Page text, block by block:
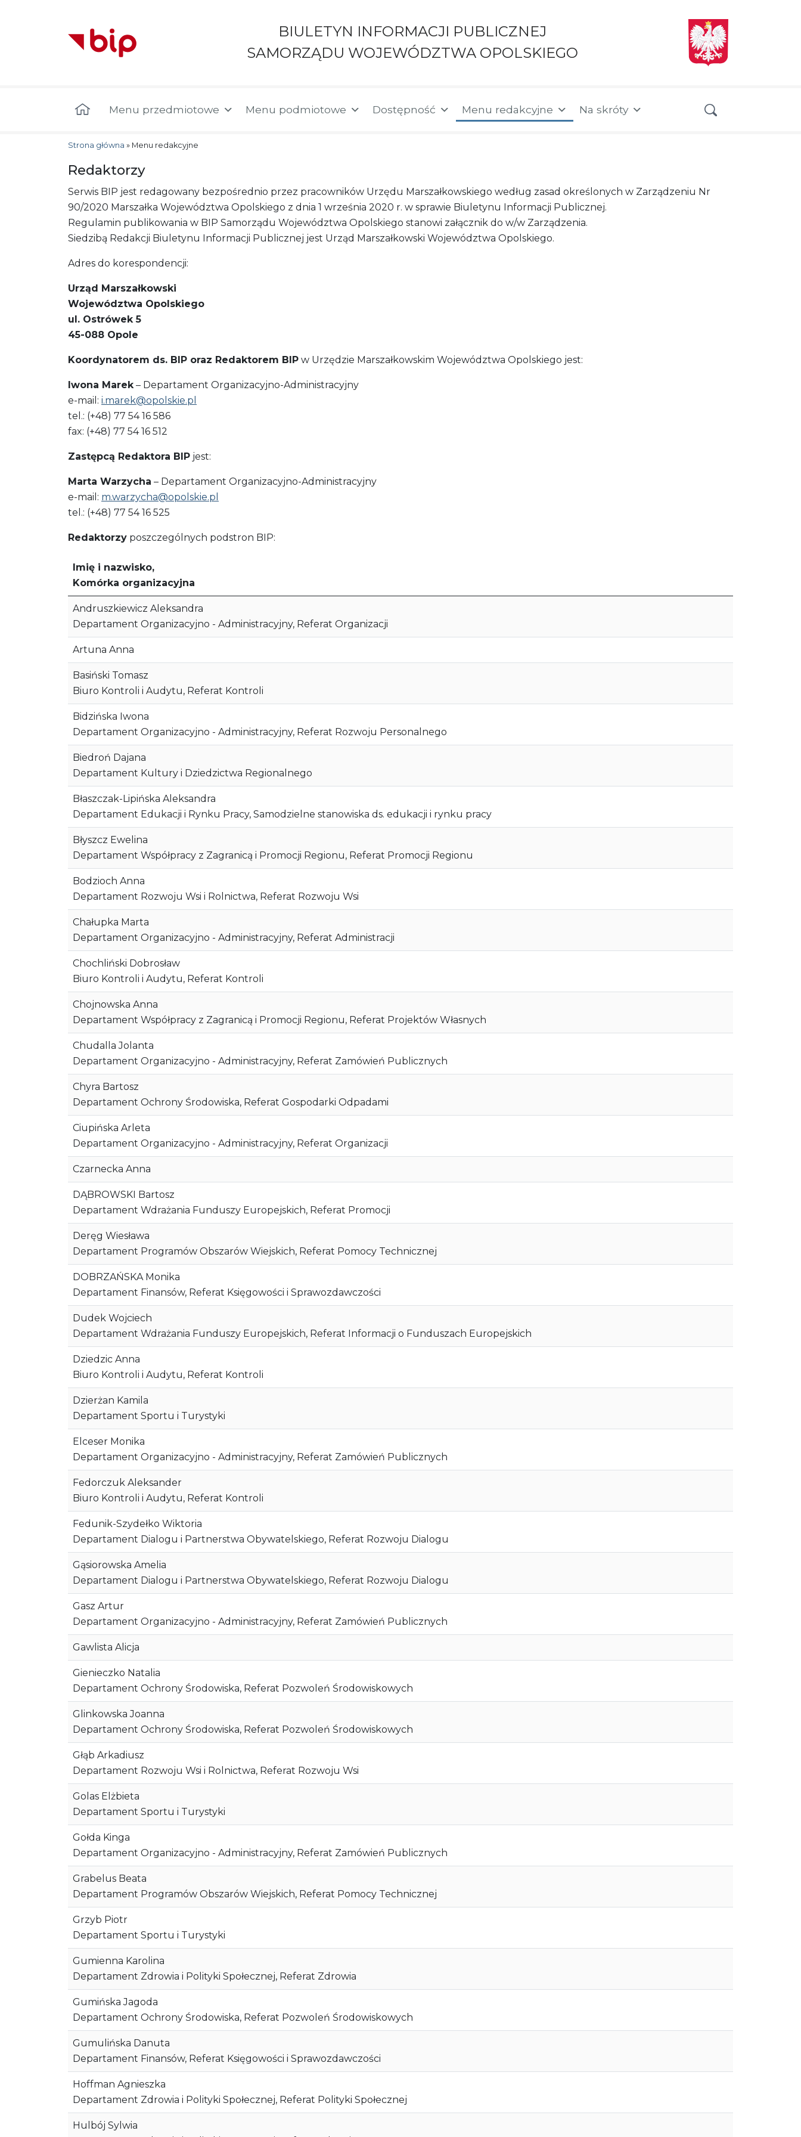
BIULETYN INFORMACJI PUBLICZNEJ
SAMORZĄDU WOJEWÓDZTWA OPOLSKIEGO
Menu przedmiotowe Menu podmiotowe Dostępność Menu redakcyjne Na skróty
Strona główna » Menu redakcyjne
Redaktorzy
Serwis BIP jest redagowany bezpośrednio przez pracowników Urzędu Marszałkowskiego według zasad określonych w Zarządzeniu Nr
90/2020 Marszałka Województwa Opolskiego z dnia 1 września 2020 r. w sprawie Biuletynu Informacji Publicznej.
Regulamin publikowania w BIP Samorządu Województwa Opolskiego stanowi załącznik do w/w Zarządzenia.
Siedzibą Redakcji Biuletynu Informacji Publicznej jest Urząd Marszałkowski Województwa Opolskiego.
Adres do korespondencji:
Urząd Marszałkowski
Województwa Opolskiego
ul. Ostrówek 5
45-088 Opole
Koordynatorem ds. BIP oraz Redaktorem BIP w Urzędzie Marszałkowskim Województwa Opolskiego jest:
Iwona Marek– Departament Organizacyjno-Administracyjny
e-mail: i.marek@opolskie.pl
tel.: (+48) 77 54 16 586
fax: (+48) 77 54 16 512
Zastępcą Redaktora BIP jest:
Marta Warzycha – Departament Organizacyjno-Administracyjny
e-mail: m.warzycha@opolskie.pl
tel.: (+48) 77 54 16 525
Redaktorzy poszczególnych podstron BIP:
Imię i nazwisko,
Komórka organizacyjna
Andruszkiewicz Aleksandra
Departament Organizacyjno - Administracyjny, Referat Organizacji
Artuna Anna
Basiński Tomasz
Biuro Kontroli i Audytu, Referat Kontroli
Bidzińska Iwona
Departament Organizacyjno - Administracyjny, Referat Rozwoju Personalnego
Biedroń Dajana
Departament Kultury i Dziedzictwa Regionalnego
Błaszczak-Lipińska Aleksandra
Departament Edukacji i Rynku Pracy, Samodzielne stanowiska ds. edukacji i rynku pracy
Błyszcz Ewelina
Departament Współpracy z Zagranicą i Promocji Regionu, Referat Promocji Regionu
Bodzioch Anna
Departament Rozwoju Wsi i Rolnictwa, Referat Rozwoju Wsi
Chałupka Marta
Departament Organizacyjno - Administracyjny, Referat Administracji
Chochliński Dobrosław
Biuro Kontroli i Audytu, Referat Kontroli
Chojnowska Anna
Departament Współpracy z Zagranicą i Promocji Regionu, Referat Projektów Własnych
Chudalla Jolanta
Departament Organizacyjno - Administracyjny, Referat Zamówień Publicznych
Chyra Bartosz
Departament Ochrony Środowiska, Referat Gospodarki Odpadami
Ciupińska Arleta
Departament Organizacyjno - Administracyjny, Referat Organizacji
Czarnecka Anna
DĄBROWSKI Bartosz
Departament Wdrażania Funduszy Europejskich, Referat Promocji
Deręg Wiesława
Departament Programów Obszarów Wiejskich, Referat Pomocy Technicznej
DOBRZAŃSKA Monika
Departament Finansów, Referat Księgowości i Sprawozdawczości
Dudek Wojciech
Departament Wdrażania Funduszy Europejskich, Referat Informacji o Funduszach Europejskich
Dziedzic Anna
Biuro Kontroli i Audytu, Referat Kontroli
Dzierżan Kamila
Departament Sportu i Turystyki
Elceser Monika
Departament Organizacyjno - Administracyjny, Referat Zamówień Publicznych
Fedorczuk Aleksander
Biuro Kontroli i Audytu, Referat Kontroli
Fedunik-Szydełko Wiktoria
Departament Dialogu i Partnerstwa Obywatelskiego, Referat Rozwoju Dialogu
Gąsiorowska Amelia
Departament Dialogu i Partnerstwa Obywatelskiego, Referat Rozwoju Dialogu
Gasz Artur
Departament Organizacyjno - Administracyjny, Referat Zamówień Publicznych
Gawlista Alicja
Gienieczko Natalia
Departament Ochrony Środowiska, Referat Pozwoleń Środowiskowych
Glinkowska Joanna
Departament Ochrony Środowiska, Referat Pozwoleń Środowiskowych
Głąb Arkadiusz
Departament Rozwoju Wsi i Rolnictwa, Referat Rozwoju Wsi
Golas Elżbieta
Departament Sportu i Turystyki
Gołda Kinga
Departament Organizacyjno - Administracyjny, Referat Zamówień Publicznych
Grabelus Beata
Departament Programów Obszarów Wiejskich, Referat Pomocy Technicznej
Grzyb Piotr
Departament Sportu i Turystyki
Gumienna Karolina
Departament Zdrowia i Polityki Społecznej, Referat Zdrowia
Gumińska Jagoda
Departament Ochrony Środowiska, Referat Pozwoleń Środowiskowych
Gumulińska Danuta
Departament Finansów, Referat Księgowości i Sprawozdawczości
Hoffman Agnieszka
Departament Zdrowia i Polityki Społecznej, Referat Polityki Społecznej
Hulbój Sylwia